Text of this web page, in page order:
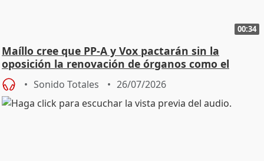
00:34
Maíllo cree que PP-A y Vox pactarán sin la
oposición la renovación de órganos como el
Defensor
Sonido Totales 26/07/2026